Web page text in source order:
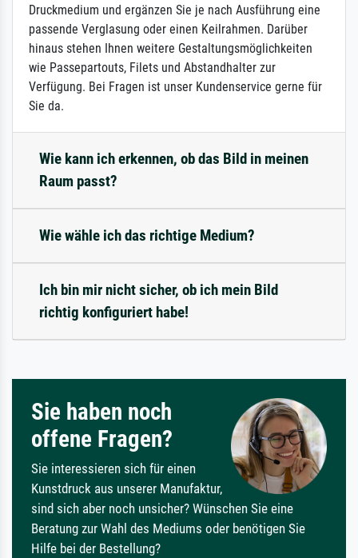
Druckmedium und ergänzen Sie je nach Ausführung eine
passende Verglasung oder einen Keilrahmen. Darüber
hinaus stehen Ihnen weitere Gestaltungsmöglichkeiten
wie Passepartouts, Filets und Abstandhalter zur
Verfügung. Bei Fragen ist unser Kundenservice gerne für
Sie da.
Wie kann ich erkennen, ob das Bild in meinen
Raum passt?
Wie wähle ich das richtige Medium?
Ich bin mir nicht sicher, ob ich mein Bild
richtig konfiguriert habe!
Sie haben noch
offene Fragen?
Sie interessieren sich für einen
Kunstdruck aus unserer Manufaktur,
sind sich aber noch unsicher? Wünschen Sie eine
Beratung zur Wahl des Mediums oder benötigen Sie
Hilfe bei der Bestellung?